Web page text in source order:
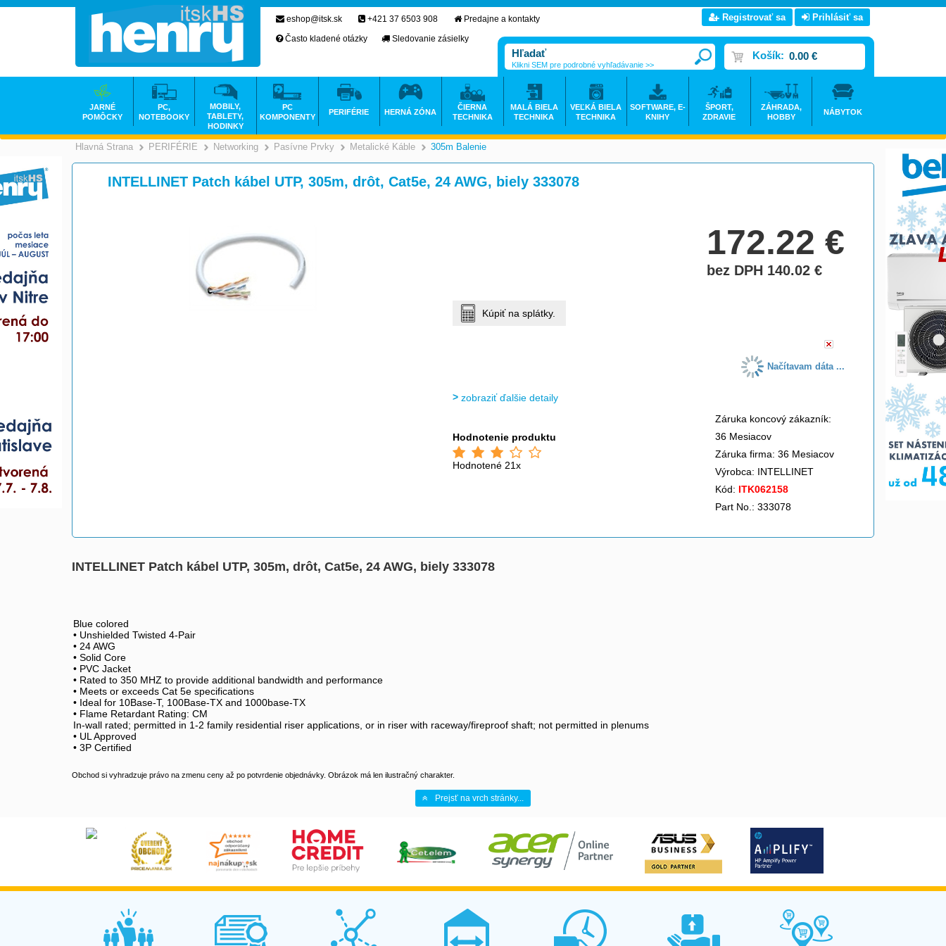
Hlavná Strana >
PERIFÉRIE >
Networking >
Pasívne Prvky >
Metalické Káble >
305m Balenie
INTELLINET Patch kábel UTP, 305m, drôt, Cat5e, 24 AWG, biely 333078
172.22€
bez DPH 140.02€
Kúpiť na splátky.
Načítavam dáta ...
zobraziť ďalšie detaily
Hodnotenie produktu
Hodnotené 21x
Záruka koncový zákazník:
36 Mesiacov
Záruka firma: 36 Mesiacov
Výrobca: INTELLINET
Kód: ITK062158
Part No.: 333078
INTELLINET Patch kábel UTP, 305m, drôt, Cat5e, 24 AWG, biely 333078
Blue colored
• Unshielded Twisted 4-Pair
• 24 AWG
• Solid Core
• PVC Jacket
• Rated to 350 MHZ to provide additional bandwidth and performance
• Meets or exceeds Cat 5e specifications
• Ideal for 10Base-T, 100Base-TX and 1000base-TX
• Flame Retardant Rating: CM
In-wall rated; permitted in 1-2 family residential riser applications, or in riser with raceway/fireproof shaft; not permitted in plenums
• UL Approved
• 3P Certified
Obchod si vyhradzuje právo na zmenu ceny až po potvrdenie objednávky. Obrázok má len ilustračný charakter.
Prejsť na vrch stránky...
eshop@itsk.sk +421 37 6503 908
Predajne a kontakty
Často kladené otázky
Sledovanie zásielky
Registrovať sa Prihlásiť sa
Košík: 0.00 €
Klikni SEM pre podrobné vyhľadávanie >>
JARNÉ
POMÔCKY
PC,
NOTEBOOKY
MOBILY,
TABLETY,
HODINKY
PC
KOMPONENTY
PERIFÉRIE HERNÁ ZÓNA
ČIERNA
TECHNIKA
MALÁ BIELA
TECHNIKA
VEĽKÁ BIELA
TECHNIKA
SOFTWARE, E-
KNIHY
ŠPORT,
ZDRAVIE
ZÁHRADA,
HOBBY
NÁBYTOK